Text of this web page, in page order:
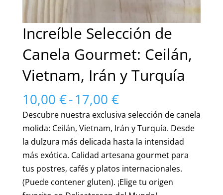
Increíble Selección de
Canela Gourmet: Ceilán,
Vietnam, Irán y Turquía
10,00 €-17,00 €Rango
de
precios:
desde
10,00 €
hasta
17,00 €
Descubre nuestra exclusiva selección de canela
molida: Ceilán, Vietnam, Irán y Turquía. Desde
la dulzura más delicada hasta la intensidad
más exótica. Calidad artesana gourmet para
tus postres, cafés y platos internacionales.
(Puede contener gluten). ¡Elige tu origen